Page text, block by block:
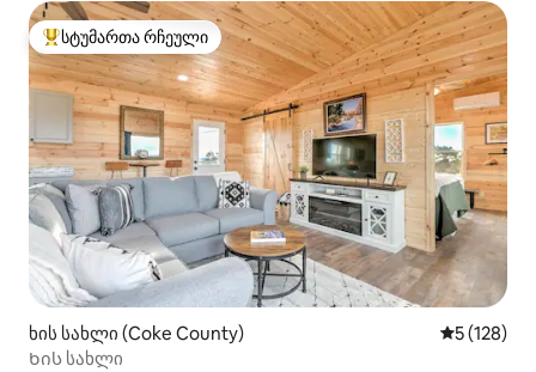
სტუმართა რჩეული მოწინავე ვარიანტი
სტუმართა რჩეული
ხის სახლი (Coke County) საშუალო
5 (128)
Ხის სახლი